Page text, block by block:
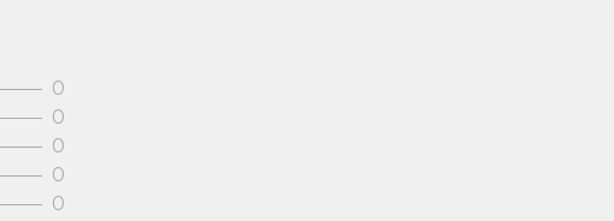
0
0
0
0
0